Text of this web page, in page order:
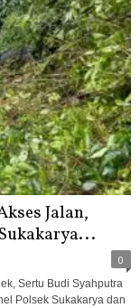
Jalan,
0
Sertu Budi Syahputra
Polsek Sukakarya dan